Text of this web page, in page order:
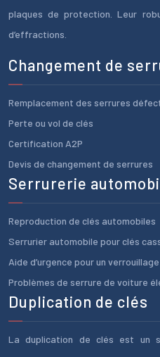
plaques de protection. Leur
d’effractions.
Changement de
Remplacement des serrures
Perte ou vol de clés
Certification A2P
Devis de changement de serrures
Serrurerie
Reproduction de clés automobiles
Serrurier automobile pour clés
Aide d’urgence pour un
Problèmes de serrure de voiture
Duplication de clés
La duplication de clés est un